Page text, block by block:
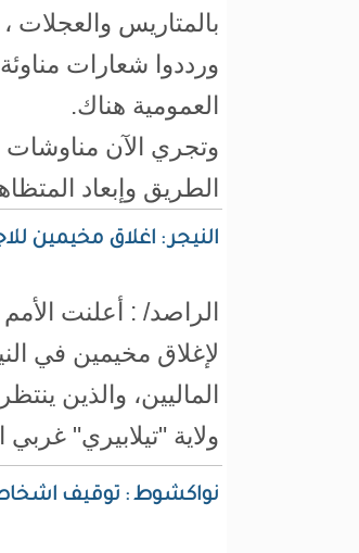
بالمتاريس والعجلات
ورددوا شعارات
العمومية هناك.
وتجري الآن مناوشات
الطريق وإبعاد
النيجر : اغلاق مخيمين
الراصد/ : أعلنت الأمم
لإغلاق مخيمين في
الماليين، والذين
ولاية "تيلابيري"
نواكشوط : توقيف اشخاص